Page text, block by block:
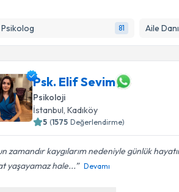
81 Aile
Psk. Elif Sevim
Psikoloji
İstanbul, Kadıköy
5 (1575 Değerlendirme)
zamandır kaygılarım nedeniyle günlük
yaşayamaz hale...
Devamı